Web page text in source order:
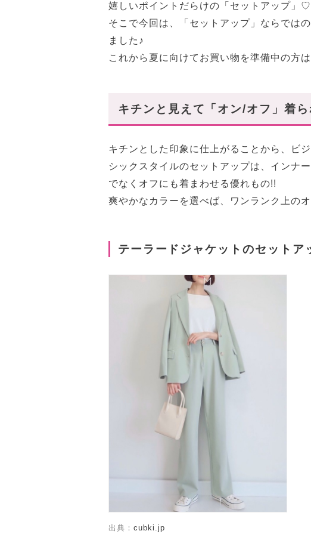
嬉しいポイントだらけの「セットアップ」♡
そこで今回は、「セットアップ」ならでは
ました♪
これから夏に向けてお買い物を準備中の方
キチンと見えて「オン/オフ」着
キチンとした印象に仕上がることから、ビ
シックスタイルのセットアップは、インナ
でなくオフにも着まわせる優れもの!!
爽やかなカラーを選べば、ワンランク上の
テーラードジャケットのセットア
出典： cubki.jp